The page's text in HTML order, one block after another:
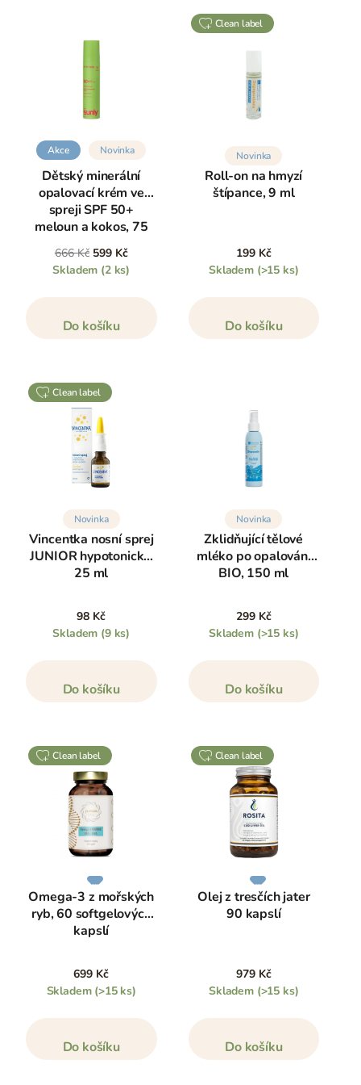
parabeny, SLS, SLES, silikony, syntetické parfémy, PEG
látky ani ftaláty.
Jaké vitamíny děti potřebují? Vyberte to nejlepší pro
silnou imunitu, klidný spánek, správné trávení,
soustředění, pohodovou psychiku a celkové zdraví
organismu dětí. Provedeme vás tím nejdůležitějším,
co v našem sortimentu najdete -klikněte zde
pokračujte ve čtení.
Akce Novinka
Dětský minerální
opalovací krém ve
spreji SPF 50+
meloun a kokos, 75
ml
666 Kč 599 Kč
Skladem (2 ks)
Do košíku
clean label
Novinka
Roll-on na hmyzí
štípance, 9 ml
199 Kč
Skladem (>15 ks)
Do košíku
clean label
Novinka
Vincentka nosní sprej
JUNIOR hypotonický,
25 ml
98 Kč
Skladem (9 ks)
Do košíku
Novinka
Zklidňující tělové
mléko po opalování
BIO, 150 ml
299 Kč
Skladem (>15 ks)
Do košíku
clean label
Omega-3 z mořských
ryb, 60 softgelových
kapslí
699 Kč
Skladem (>15 ks)
Do košíku
clean label
Olej z tresčích jater
90 kapslí
979 Kč
Skladem (>15 ks)
Do košíku